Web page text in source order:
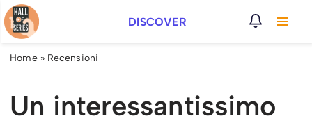
Vai
al
DISCOVER
Home» Recensioni
Un interessantissimo